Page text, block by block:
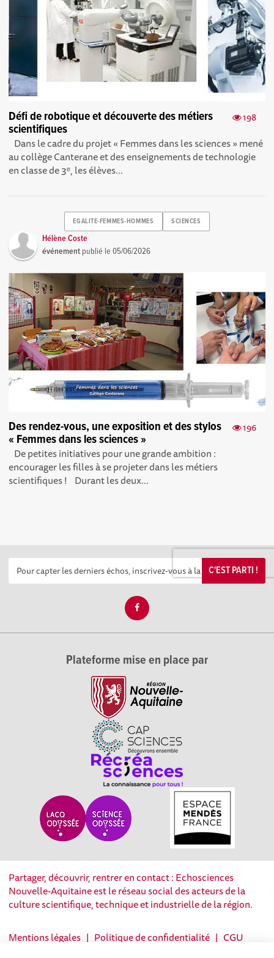
198
Défi de robotique et découverte des métiers
scientifiques
Dans le cadre du projet « Femmes dans les sciences » mené
au collège Canterane et des enseignements de technologie
en classe de 3ᵉ, les élèves...
EGALITE-FEMMES-HOMMES SCIENCES
Hélène Coste
événement publié le05/06/2026
196
Des rendez-vous, une exposition et des stylos
« Femmes dans les sciences »
De petites initiatives pour une grande ambition :
encourager les filles à se projeter dans les métiers
scientifiques ! Durant les deux...
C'EST PARTI !
Plateforme mise en place par
Partager, découvrir, rentrer en contact : Echosciences
Nouvelle-Aquitaine est le réseau social des acteurs de la
culture scientifique, technique et industrielle de la région.
Mentions légales | Politique de confidentialité | CGU